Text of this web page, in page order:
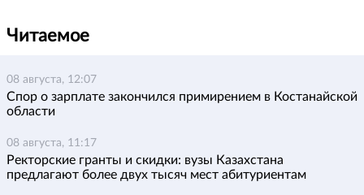
Читаемое
08 августа, 12:07
Спор о зарплате закончился примирением в Костанайской
области
08 августа, 11:17
Ректорские гранты и скидки: вузы Казахстана
предлагают более двух тысяч мест абитуриентам